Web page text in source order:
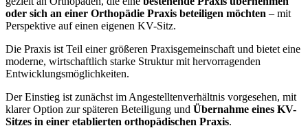
oder sich an einer Orthopädie Praxis beteiligen möchten – mit
Perspektive auf einen eigenen KV-Sitz.
Die Praxis ist Teil einer größeren Praxisgemeinschaft und bietet eine
moderne, wirtschaftlich starke Struktur mit hervorragenden
Entwicklungsmöglichkeiten.
Der Einstieg ist zunächst im Angestelltenverhältnis vorgesehen, mit
klarer Option zur späteren Beteiligung und Übernahme eines KV-
Sitzes in einer etablierten orthopädischen Praxis.